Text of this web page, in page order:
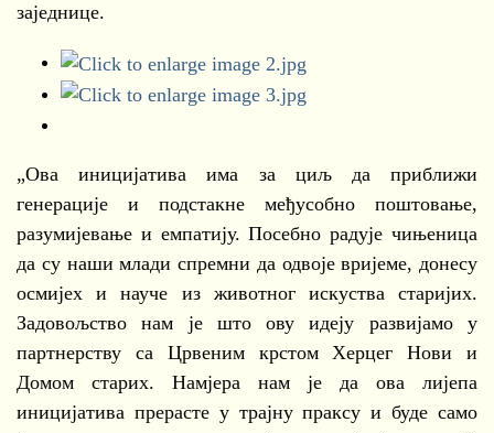
заједнице.
„Ова иницијатива има за циљ да приближи
генерације и подстакне међусобно поштовање,
разумијевање и емпатију. Посебно радује чињеница
да су наши млади спремни да одвоје вријеме, донесу
осмијех и науче из животног искуства старијих.
Задовољство нам је што ову идеју развијамо у
партнерству са Црвеним крстом Херцег Нови и
Домом старих. Намјера нам је да ова лијепа
иницијатива прерасте у трајну праксу и буде само